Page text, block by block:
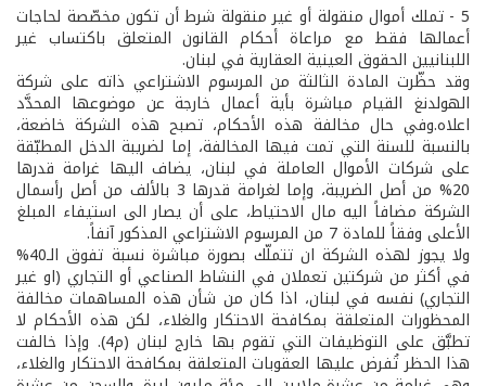
5­ - تملك أموال منقولة أو غير منقولة شرط أن تكون مخصّصة لحاجات
أعمالها فقط مع مراعاة أحكام القانون المتعلق باكتساب غير
اللبنانيين الحقوق العينية العقارية في لبنان.
وقد حظّرت المادة الثالثة من المرسوم الاشتراعي ذاته على شركة
الهولدنغ القيام مباشرة بأية أعمال خارجة عن موضوعها المحدَّد
اعلاه.وفي حال مخالفة هذه الأحكام، تصبح هذه الشركة خاضعة،
بالنسبة للسنة التي تمت فيها المخالفة، إما لضريبة الدخل المطبّقة
على شركات الأموال العاملة في لبنان، يضاف اليها غرامة قدرها
20% من أصل الضريبة، وإما لغرامة قدرها 3 بالألف من أصل رأسمال
الشركة مضافاً اليه مال الاحتياط، على أن يصار الى استيفاء المبلغ
الأعلى وفقاً للمادة 7 من المرسوم الاشتراعي المذكور آنفاً.
ولا يجوز لهذه الشركة ان تتملّك بصورة مباشرة نسبة تفوق الـ40%
في أكثر من شركتين تعملان في النشاط الصناعي أو التجاري (او غير
التجاري) نفسه في لبنان، اذا كان من شأن هذه المساهمات مخالفة
المحظورات المتعلقة بمكافحة الاحتكار والغلاء، لكن هذه الأحكام لا
تطبَّق على التوظيفات التي تقوم بها خارج لبنان (م4). وإذا خالفت
هذا الحظر تُفرض عليها العقوبات المتعلقة بمكافحة الاحتكار والغلاء،